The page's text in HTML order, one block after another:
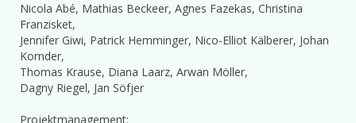
Nicola Abé, Mathias Beckeer, Agnes Fazekas, Christina
Franzisket,
Jennifer Giwi, Patrick Hemminger, Nico-Elliot Kälberer, Johan
Kornder,
Thomas Krause, Diana Laarz, Arwan Möller,
Dagny Riegel, Jan Söfjer
Projektmanagement: